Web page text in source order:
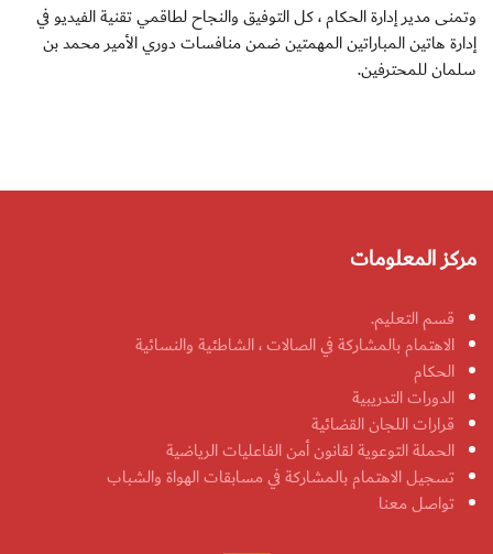
وتمنى مدير إدارة الحكام ، كل التوفيق والنجاح لطاقمي تقنية الفيديو في
إدارة هاتين المباراتين المهمتين ضمن منافسات دوري الأمير محمد بن
سلمان للمحترفين.
مركز المعلومات
قسم التعليم.
الاهتمام بالمشاركة في الصالات ، الشاطئية والنسائية
الحكام
الدورات التدريبية
قرارات اللجان القضائية
الحملة التوعوية لقانون أمن الفاعليات الرياضية
تسجيل الاهتمام بالمشاركة في مسابقات الهواة والشباب
تواصل معنا